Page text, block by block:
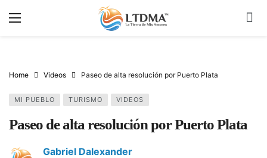
Home Videos Paseo de alta resolución por Puerto Plata
MI PUEBLO TURISMO VIDEOS
Paseo de alta resolución por Puerto Plata
Gabriel Dalexander